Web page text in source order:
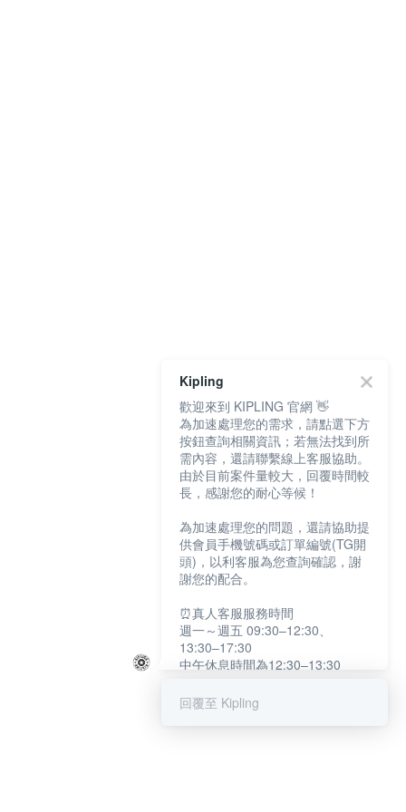
Kipling
歡迎來到 KIPLING 官網 👋
為加速處理您的需求，請點選下方
按鈕查詢相關資訊；若無法找到所
需內容，還請聯繫線上客服協助。
由於目前案件量較大，回覆時間較
長，感謝您的耐心等候！
為加速處理您的問題，還請協助提
供會員手機號碼或訂單編號(TG開
頭)，以利客服為您查詢確認，謝
謝您的配合。
⏰真人客服服務時間
週一～週五 09:30–12:30、
13:30–17:30
中午休息時間為12:30–13:30
提醒您：系統會自動已讀訊息，如
回覆至 Kipling